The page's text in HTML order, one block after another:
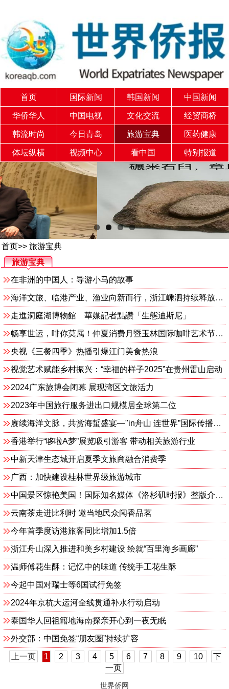
首页 国际新闻 韩国新闻 中国新闻
华侨华人 中国电视 文化交流 经贸商桥
韩流时尚 今日青岛 旅游宝典 医药健康
体坛纵横 视频中心 看中国 特别报道
首页>> 旅游宝典
旅游宝典
在非洲的中国人：导游小马的故事
海洋文旅、临港产业、渔业向新而行，浙江嵊泗持续释放蓝色动能
走進洞庭湖博物館 華媒記者點讚「生態迪斯尼」
畅享世运，啡你莫属！仲夏消费月暨玉林国际咖啡艺术节解锁武侯新玩法
央视《三餐四季》热播引爆江门美食热浪
视觉艺术赋能乡村振兴：“幸福的样子2025”在贵州雷山启动
2024广东旅博会闭幕 展现湾区文旅活力
2023年中国旅行服务进出口规模居全球第二位
赓续海洋文脉，共赏海蜇盛宴—"in舟山 连世界”国际传播活动在岱山举行
香港举行“哆啦A梦”展览吸引游客 带动相关旅游行业
中新天津生态城开启夏季文旅商融合消费季
广西：加快建设桂林世界级旅游城市
中国景区惊艳美国！国际知名媒体《洛杉矶时报》整版介绍瑞山
云南茶走进比利时 邀当地民众闻香品茗
今年首季度访港旅客同比增加1.5倍
浙江舟山深入推进和美乡村建设 绘就“百里海乡画廊”
温师傅花生酥：记忆中的味道 传统手工花生酥
今起中国对瑞士等6国试行免签
2024年京杭大运河全线贯通补水行动启动
泰国华人回祖籍地海南探亲开心到一夜无眠
外交部：中国免签“朋友圈”持续扩容
上一页 1 2 3 4 5 6 7 8 9 10
下
一页
世界侨网